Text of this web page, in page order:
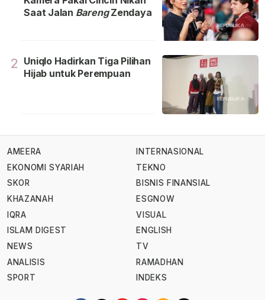
Saat Jalan BarengZendaya
2 Uniqlo Hadirkan Tiga Pilihan
Hijab untuk Perempuan
AMEERA
EKONOMI SYARIAH
SKOR
KHAZANAH
IQRA
ISLAM DIGEST
NEWS
ANALISIS
SPORT
INTERNASIONAL
TEKNO
BISNIS FINANSIAL
ESGNOW
VISUAL
ENGLISH
TV
RAMADHAN
INDEKS